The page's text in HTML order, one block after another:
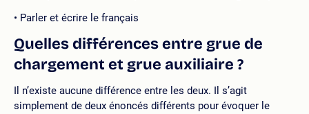
Parler et écrire le français
Quelles différences entre grue de
chargement et grue auxiliaire ?
Il n’existe aucune différence entre les deux. Il s’agit
simplement de deux énoncés différents pour évoquer le